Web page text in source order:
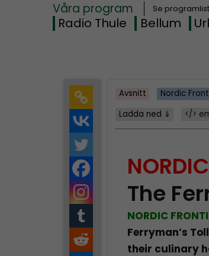
Våra program Se
Radio Thule Bellum
Avsnitt Nordic
Ladda ned ⇓
</>
The
NORDIC
Ferryman’s
their culinary